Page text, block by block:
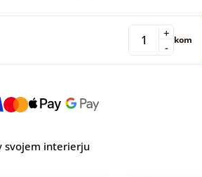
-
+ kom
svojem interierju